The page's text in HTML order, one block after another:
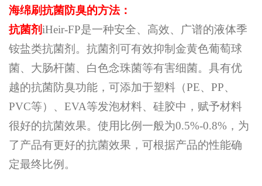
海绵刷抗菌防臭的方法：
抗菌剂 iHeir-FP是一种安全、高效、广谱的液体季
铵盐类抗菌剂。抗菌剂可有效抑制金黄色葡萄球
菌、大肠杆菌、白色念珠菌等有害细菌。具有优
越的抗菌防臭功能，可添加于塑料（PE、PP、
PVC等）、EVA等发泡材料、硅胶中，赋予材料
很好的抗菌效果。使用比例一般为0.5%-0.8%，为
了产品有更好的抗菌效果，可根据产品的性能确
定最终比例。